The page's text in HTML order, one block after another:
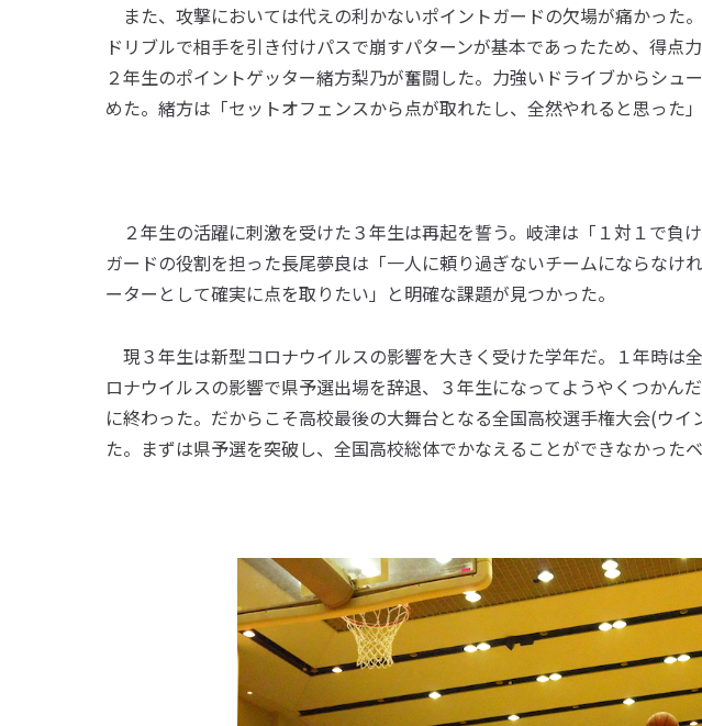
また、攻撃においては代えの利かないポイントガードの欠場が痛かった
ドリブルで相手を引き付けパスで崩すパターンが基本であったため、得点
２年生のポイントゲッター緒方梨乃が奮闘した。力強いドライブからシュ
めた。緒方は「セットオフェンスから点が取れたし、全然やれると思った
２年生の活躍に刺激を受けた３年生は再起を誓う。岐津は「１対１で負
ガードの役割を担った長尾夢良は「一人に頼り過ぎないチームにならなけ
ーターとして確実に点を取りたい」と明確な課題が見つかった。
現３年生は新型コロナウイルスの影響を大きく受けた学年だ。１年時は
ロナウイルスの影響で県予選出場を辞退、３年生になってようやくつかん
に終わった。だからこそ高校最後の大舞台となる全国高校選手権大会(ウ
た。まずは県予選を突破し、全国高校総体でかなえることができなかったベ